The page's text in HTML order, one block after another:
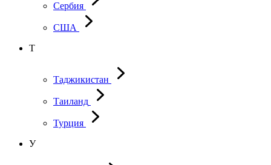
Сербия
США
Т
Таджикистан
Таиланд
Турция
У